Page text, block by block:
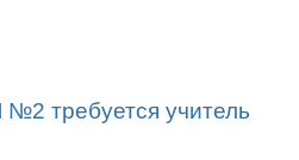
требуется учитель